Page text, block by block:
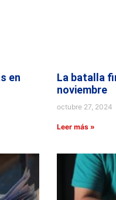
en
La batalla
noviembre
octubre 27, 2024
Leer más »